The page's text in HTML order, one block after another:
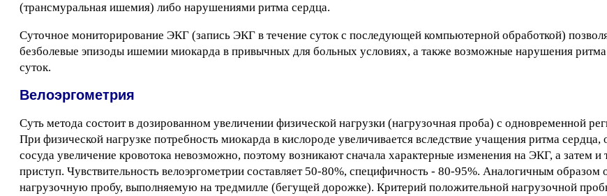
(трансмуральная ишемия) либо нарушениями ритма сердца.
Суточное мониторирование ЭКГ (запись ЭКГ в течение суток с последующей компьютерной обработкой)
безболевые эпизоды ишемии миокарда в привычных для больных условиях, а также возможные нарушения
суток.
Велоэргометрия
Суть метода состоит в дозированном увеличении физической нагрузки (нагрузочная проба) с одновременной
При физической нагрузке потребность миокарда в кислороде увеличивается вследствие учащения ритма сердца,
сосуда увеличение кровотока невозможно, поэтому возникают сначала характерные изменения на ЭКГ, а затем
приступ. Чувствительность велоэргометрии составляет 50-80%, специфичность - 80-95%. Аналогичным образом
нагрузочную пробу, выполняемую на тредмилле (бегущей дорожке). Критерий положительной нагрузочной